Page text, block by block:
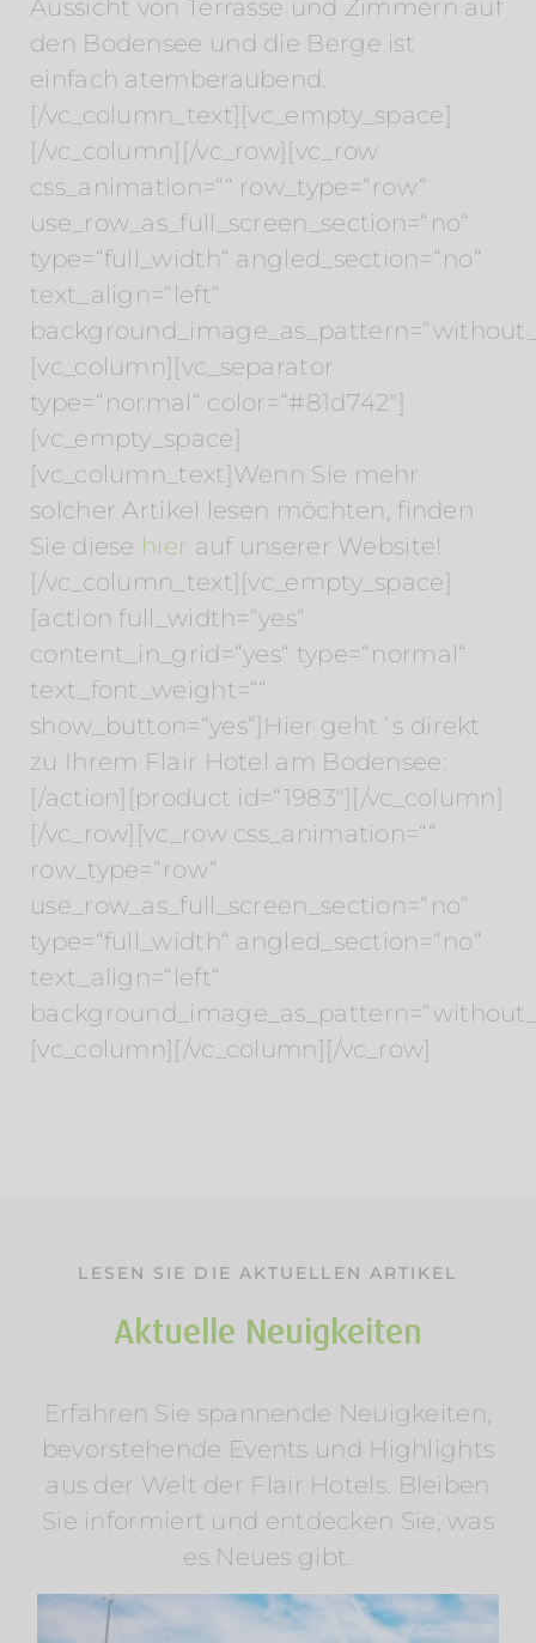
Aussicht von Terrasse und Zimmern auf
den Bodensee und die Berge ist
einfach atemberaubend.
[/vc_column_text][vc_empty_space]
[/vc_column][/vc_row][vc_row
css_animation=““ row_type=“row“
use_row_as_full_screen_section=“no“
type=“full_width“ angled_section=“no“
text_align=“left“
[vc_column][vc_separator
type=“normal“ color=“#81d742″]
[vc_empty_space]
[vc_column_text]Wenn Sie mehr
solcher Artikel lesen möchten, finden
Sie diese hier auf unserer Website!
[/vc_column_text][vc_empty_space]
[action full_width=“yes“
content_in_grid=“yes“ type=“normal“
text_font_weight=““
show_button=“yes“]Hier geht´s direkt
zu Ihrem Flair Hotel am Bodensee:
[/action][product id=“1983″][/vc_column]
[/vc_row][vc_row css_animation=““
row_type=“row“
use_row_as_full_screen_section=“no“
type=“full_width“ angled_section=“no“
text_align=“left“
[vc_column][/vc_column][/vc_row]
LESEN SIE DIE AKTUELLEN ARTIKEL
Aktuelle Neuigkeiten
Erfahren Sie spannende Neuigkeiten,
bevorstehende Events und Highlights
aus der Welt der Flair Hotels. Bleiben
Sie informiert und entdecken Sie, was
es Neues gibt.
Sommerurlaub am Wasser: Mosel &
Wörthersee entdecken
Am Rosenhügel Am Wasser
Am Wörthersee
Österreich
Radfahren Regionen Wellness